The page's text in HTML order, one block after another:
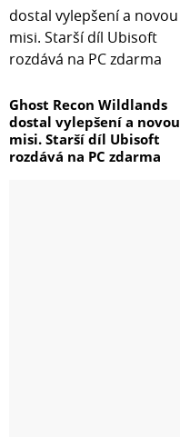
Ghost Recon Wildlands
dostal vylepšení a novou
misi. Starší díl Ubisoft
rozdává na PC zdarma